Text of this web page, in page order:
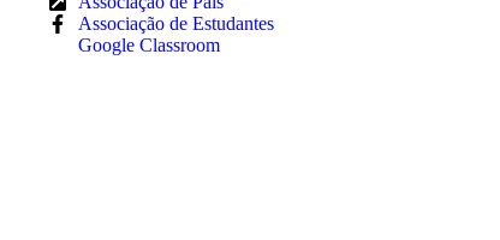
Associação de Estudantes
Google Classroom